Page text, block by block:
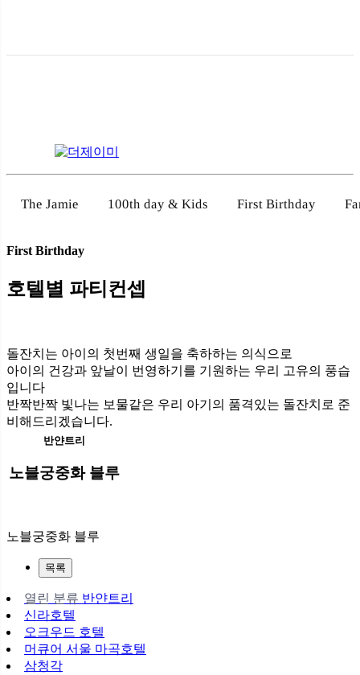
The Jamie 100th day & Kids First Birthday
First Birthday
호텔별 파티컨셉
돌잔치는 아이의 첫번째 생일을 축하하는 의식으로
아이의 건강과 앞날이 번영하기를 기원하는 우리 고유의 풍습
입니다
반짝반짝 빛나는 보물같은 우리 아기의 품격있는 돌잔치로 준
비해드리겠습니다.
반얀트리
노블궁중화 블루
노블궁중화 블루
목록
열린 분류 반얀트리
신라호텔
오크우드 호텔
머큐어 서울 마곡호텔
삼청각